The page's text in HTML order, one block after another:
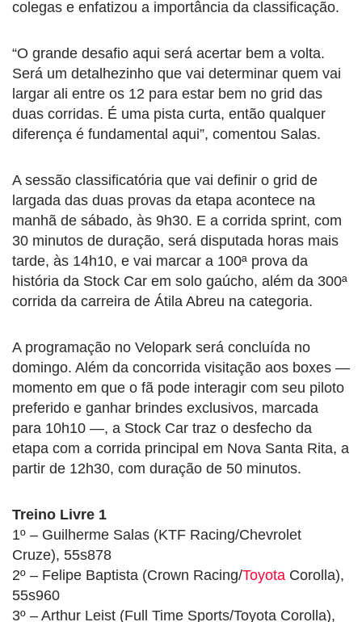
colegas e enfatizou a importância da classificação.
“O grande desafio aqui será acertar bem a volta.
Será um detalhezinho que vai determinar quem vai
largar ali entre os 12 para estar bem no grid das
duas corridas. É uma pista curta, então qualquer
diferença é fundamental aqui”, comentou Salas.
A sessão classificatória que vai definir o grid de
largada das duas provas da etapa acontece na
manhã de sábado, às 9h30. E a corrida sprint, com
30 minutos de duração, será disputada horas mais
tarde, às 14h10, e vai marcar a 100ª prova da
história da Stock Car em solo gaúcho, além da 300ª
corrida da carreira de Átila Abreu na categoria.
A programação no Velopark será concluída no
domingo. Além da concorrida visitação aos boxes —
momento em que o fã pode interagir com seu piloto
preferido e ganhar brindes exclusivos, marcada
para 10h10 —, a Stock Car traz o desfecho da
etapa com a corrida principal em Nova Santa Rita, a
partir de 12h30, com duração de 50 minutos.
Treino Livre 1
1º – Guilherme Salas (KTF Racing/Chevrolet
Cruze), 55s878
2º – Felipe Baptista (Crown Racing/Toyota Corolla),
55s960
3º – Arthur Leist (Full Time Sports/Toyota Corolla),